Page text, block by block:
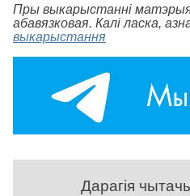
Пры выкарыстанні
абавязковая. Калі ласка,
выкарыстання
Дарагія